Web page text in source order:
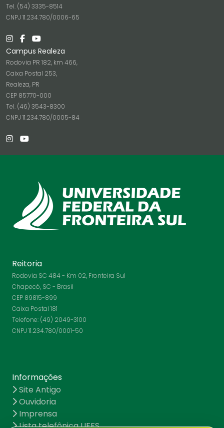
Tel. (54) 3335-8514
CNPJ 11.234.780/0006-65
Campus Realeza
Rodovia PR 182, km 466,
Caixa Postal 253,
Realeza, PR
CEP 85770-000
Tel. (46) 3543-8300
CNPJ 11.234.780/0005-84
Reitoria
Rodovia SC 484 - Km 02, Fronteira Sul
Chapecó, SC - Brasil
CEP 89815-899
Caixa Postal 181
Telefone: (49) 2049-3100
CNPJ 11.234.780/0001-50
Informações
Site Antigo
Ouvidoria
Imprensa